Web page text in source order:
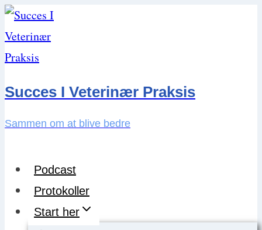
Skip
to
content
Succes I Veterinær Praksis
Sammen om at blive bedre
Podcast
Protokoller
Start her